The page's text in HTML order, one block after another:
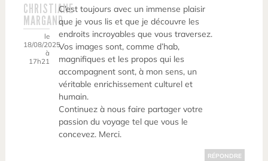
CHRISTIANE
MARGAND
le
18/08/2025
à
17h21
C’est toujours avec un immense plaisir
que je vous lis et que je découvre les
endroits incroyables que vous traversez.
Vos images sont, comme d’hab,
magnifiques et les propos qui les
accompagnent sont, à mon sens, un
véritable enrichissement culturel et
humain.
Continuez à nous faire partager votre
passion du voyage tel que vous le
concevez. Merci.
RÉPONDRE